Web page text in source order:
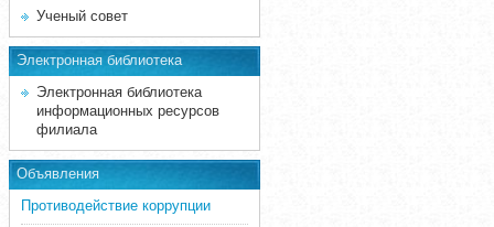
Ученый совет
Электронная библиотека
Электронная библиотека
информационных ресурсов
филиала
Объявления
Противодействие коррупции